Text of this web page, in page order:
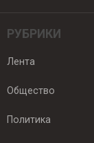
РУБРИКИ
Лента
Общество
Политика